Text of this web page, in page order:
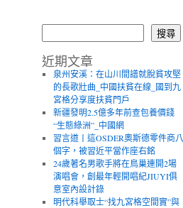
搜尋
近期文章
泉州安溪：在山川間譜就脫貧攻堅
的長歌壯曲_中國扶貧在線_國到九
宮格分享度扶貧門戶
新疆發明2.5億多年前查包養價錢
“生態綠洲”_中國網
習言道丨這OSDER奧斯德零件商八
個字，被習近平當作座右銘
24歲著名男歌手將在鳥巢連開2場
演唱會，創最年輕開唱紀JIUYI俱
意室內設計錄
明代科舉取士“找九宮格空間實”與